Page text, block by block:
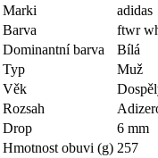
Marki
adidas
Barva
ftwr
Dominantní barva
Bílá
Typ
Muž
Věk
Rozsah
Drop
6 mm
Hmotnost obuvi (g) 257